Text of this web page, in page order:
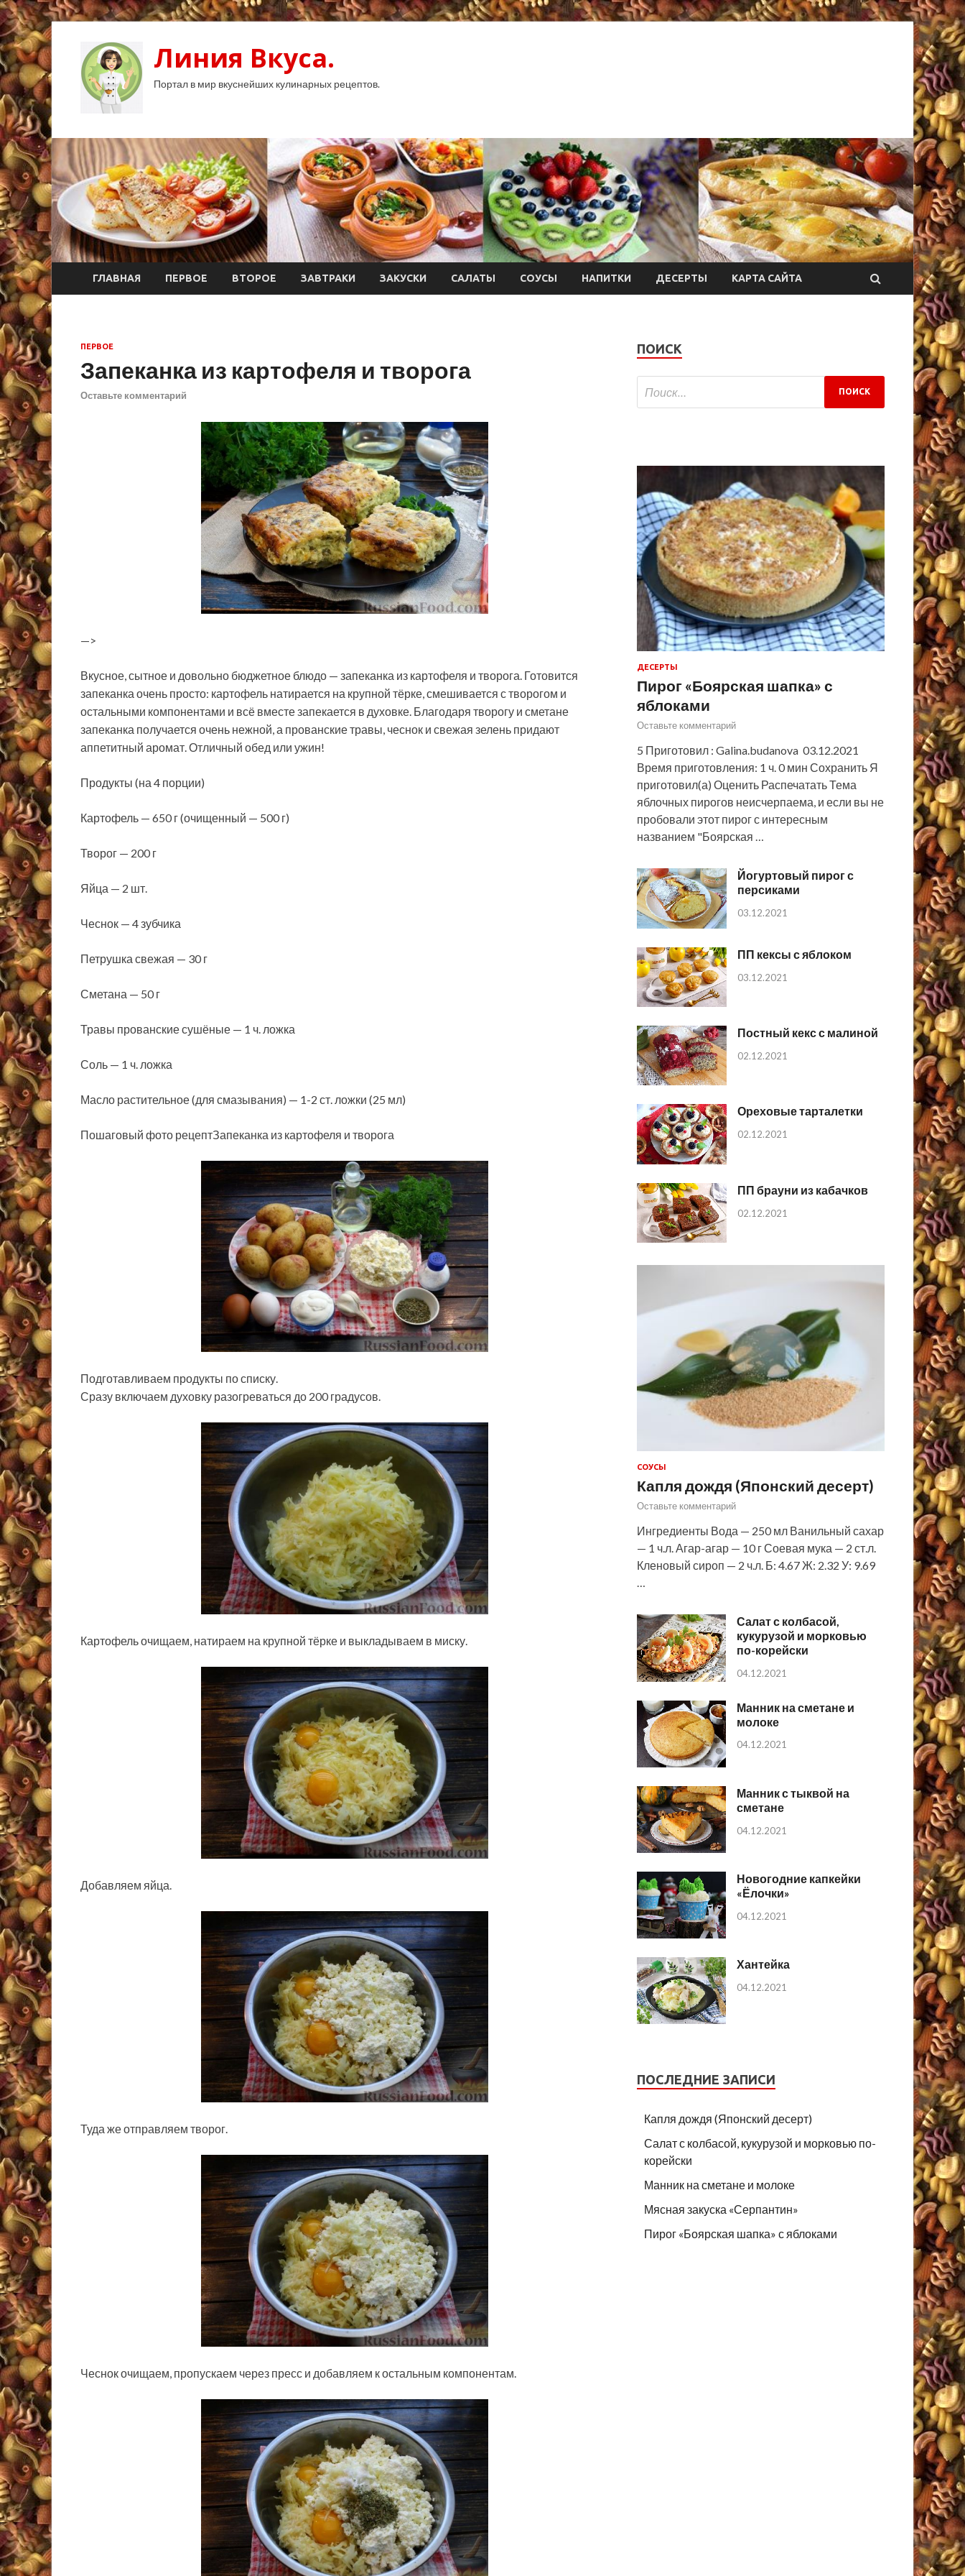
Линия Вкуса.
Портал в мир вкуснейших кулинарных рецептов.
ГЛАВНАЯ ПЕРВОЕ ВТОРОЕ ЗАВТРАКИ ЗАКУСКИ САЛАТЫ СОУСЫ НАПИТКИ ДЕСЕРТЫ КАРТА САЙТА
ПЕРВОЕ
Запеканка из картофеля и творога
Оставьте комментарий
—>
Вкусное, сытное и довольно бюджетное блюдо — запеканка из картофеля и творога. Готовится
запеканка очень просто: картофель натирается на крупной тёрке, смешивается с творогом и
остальными компонентами и всё вместе запекается в духовке. Благодаря творогу и сметане
запеканка получается очень нежной, а прованские травы, чеснок и свежая зелень придают
аппетитный аромат. Отличный обед или ужин!
Продукты (на 4 порции)
Картофель — 650 г (очищенный — 500 г)
Творог — 200 г
Яйца — 2 шт.
Чеснок — 4 зубчика
Петрушка свежая — 30 г
Сметана — 50 г
Травы прованские сушёные — 1 ч. ложка
Соль — 1 ч. ложка
Масло растительное (для смазывания) — 1-2 ст. ложки (25 мл)
Пошаговый фото рецептЗапеканка из картофеля и творога
Подготавливаем продукты по списку.
Сразу включаем духовку разогреваться до 200 градусов.
Картофель очищаем, натираем на крупной тёрке и выкладываем в миску.
Добавляем яйца.
Туда же отправляем творог.
Чеснок очищаем, пропускаем через пресс и добавляем к остальным компонентам.
ПОИСК
ДЕСЕРТЫ
Пирог «Боярская шапка» с
яблоками
Оставьте комментарий
5 Приготовил : Galina.budanova 03.12.2021
Время приготовления: 1 ч. 0 мин Сохранить Я
приготовил(а) Оценить Распечатать Тема
яблочных пирогов неисчерпаема, и если вы не
пробовали этот пирог с интересным
названием "Боярская …
Йогуртовый пирог с
персиками
03.12.2021
ПП кексы с яблоком
03.12.2021
Постный кекс с малиной
02.12.2021
Ореховые тарталетки
02.12.2021
ПП брауни из кабачков
02.12.2021
СОУСЫ
Капля дождя (Японский десерт)
Оставьте комментарий
Ингредиенты Вода — 250 мл Ванильный сахар
— 1 ч.л. Агар-агар — 10 г Соевая мука — 2 ст.л.
Кленовый сироп — 2 ч.л. Б: 4.67 Ж: 2.32 У: 9.69
…
Салат с колбасой,
кукурузой и морковью
по-корейски
04.12.2021
Манник на сметане и
молоке
04.12.2021
Манник с тыквой на
сметане
04.12.2021
Новогодние капкейки
«Ёлочки»
04.12.2021
Хантейка
04.12.2021
ПОСЛЕДНИЕ ЗАПИСИ
Капля дождя (Японский десерт)
Салат с колбасой, кукурузой и морковью по-
корейски
Манник на сметане и молоке
Мясная закуска «Серпантин»
Пирог «Боярская шапка» с яблоками